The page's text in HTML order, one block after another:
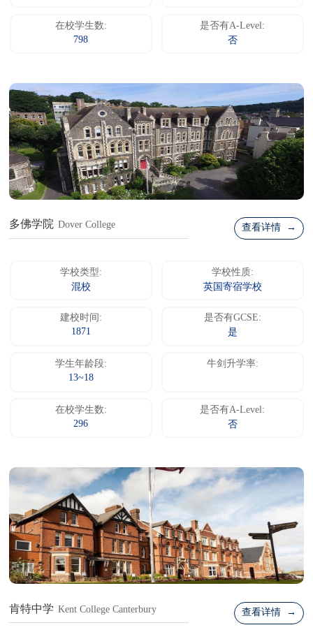
在校学生数:
798
是否有A-Level:
否
多佛学院 Dover College 查看详情 →
学校类型:
混校
学校性质:
英国寄宿学校
建校时间:
1871
是否有GCSE:
是
学生年龄段:
13~18
牛剑升学率:
在校学生数:
296
是否有A-Level:
否
肯特中学 Kent College Canterbury 查看详情 →